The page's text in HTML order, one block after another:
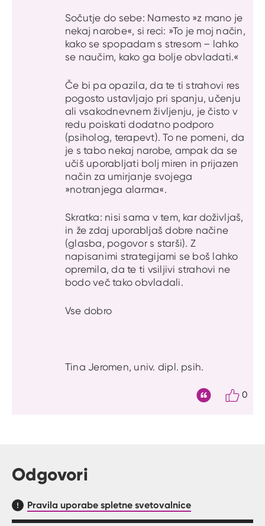
Sočutje do sebe: Namesto »z mano je
nekaj narobe«, si reci: »To je moj način,
kako se spopadam s stresom – lahko
se naučim, kako ga bolje obvladati.«
Če bi pa opazila, da te ti strahovi res
pogosto ustavljajo pri spanju, učenju
ali vsakodnevnem življenju, je čisto v
redu poiskati dodatno podporo
(psiholog, terapevt). To ne pomeni, da
je s tabo nekaj narobe, ampak da se
učiš uporabljati bolj miren in prijazen
način za umirjanje svojega
»notranjega alarma«.
Skratka: nisi sama v tem, kar doživljaš,
in že zdaj uporabljaš dobre načine
(glasba, pogovor s starši). Z
napisanimi strategijami se boš lahko
opremila, da te ti vsiljivi strahovi ne
bodo več tako obvladali.
Vse dobro
Tina Jeromen, univ. dipl. psih.
0
Odgovori
Pravila uporabe spletne svetovalnice